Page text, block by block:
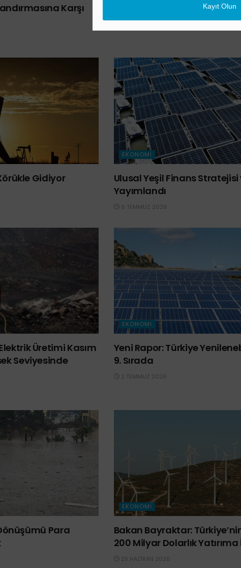
Karşı
Süper El Nino Gıda
Gidiyor
EKONOMI
Ulusal Yeşil Finans Stratejisi
Yayımlandı
6 TEMMUZ 2026
Üretimi Kasım
Seviyesinde
EKONOMI
Yeni Rapor: Türkiye
9. Sırada
2 TEMMUZ 2026
Para
EKONOMI
Bakan Bayraktar:
200 Milyar Dolarlık
25 HAZIRAN 2026